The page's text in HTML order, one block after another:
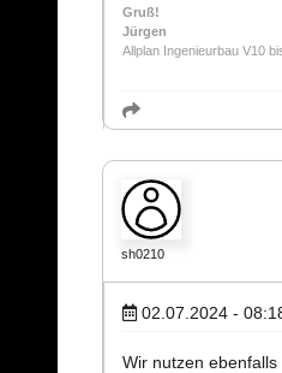
Gruß!
Jürgen
Allplan Ingenieurbau V10
sh0210
02.07.2024 -
Wir nutzen ebenfalls